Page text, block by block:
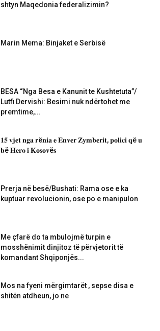
shtyn Maqedonia federalizimin?
Marin Mema: Binjaket e Serbisë
BESA “Nga Besa e Kanunit te Kushtetuta”/
Lutfi Dervishi: Besimi nuk ndërtohet me
premtime,...
𝟏𝟓 𝐯𝐣𝐞𝐭 𝐧𝐠𝐚 𝐫ë𝐧𝐢𝐚 𝐞 𝐄𝐧𝐯𝐞𝐫 𝐙𝐲𝐦𝐛𝐞𝐫𝐢𝐭, 𝐩𝐨𝐥𝐢𝐜𝐢 𝐪ë 𝐮
𝐛ë 𝐇𝐞𝐫𝐨 𝐢 𝐊𝐨𝐬𝐨𝐯ë𝐬
Prerja në besë/Bushati: Rama ose e ka
kuptuar revolucionin, ose po e manipulon
Me çfarë do ta mbulojmë turpin e
mosshënimit dinjitoz të përvjetorit të
komandant Shqiponjës...
Mos na fyeni mërgimtarët , sepse disa e
shitën atdheun, jo ne